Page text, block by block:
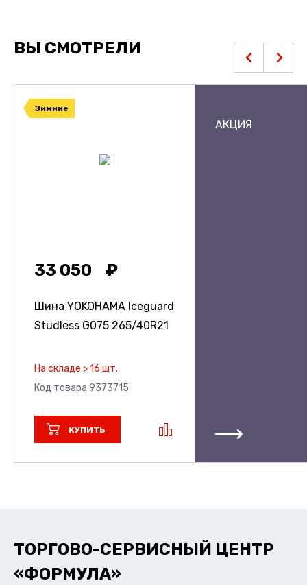
ВЫ СМОТРЕЛИ
Зимние
33 050
Шина YOKOHAMA Iceguard
Studless G075 265/40R21
На складе > 16 шт.
Код товара 9373715
КУПИТЬ
АКЦИЯ
ТОРГОВО-СЕРВИСНЫЙ ЦЕНТР
«ФОРМУЛА»